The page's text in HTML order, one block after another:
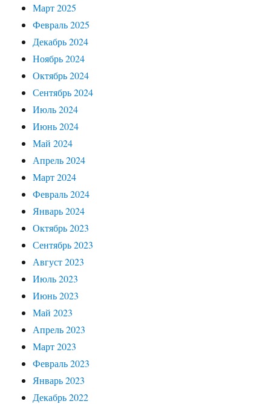
Март 2025
Февраль 2025
Декабрь 2024
Ноябрь 2024
Октябрь 2024
Сентябрь 2024
Июль 2024
Июнь 2024
Май 2024
Апрель 2024
Март 2024
Февраль 2024
Январь 2024
Октябрь 2023
Сентябрь 2023
Август 2023
Июль 2023
Июнь 2023
Май 2023
Апрель 2023
Март 2023
Февраль 2023
Январь 2023
Декабрь 2022